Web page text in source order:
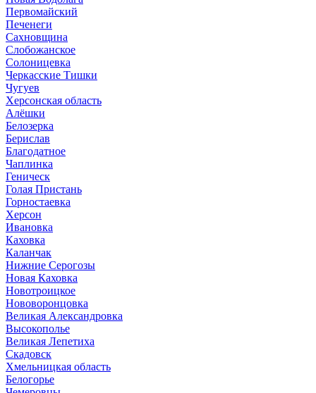
Первомайский
Печенеги
Сахновщина
Слобожанское
Солоницевка
Черкасские Тишки
Чугуев
Херсонская область
Алёшки
Белозерка
Берислав
Благодатное
Чаплинка
Геническ
Голая Пристань
Горностаевка
Херсон
Ивановка
Каховка
Каланчак
Нижние Серогозы
Новая Каховка
Новотроицкое
Нововоронцовка
Великая Александровка
Высокополье
Великая Лепетиха
Скадовск
Хмельницкая область
Белогорье